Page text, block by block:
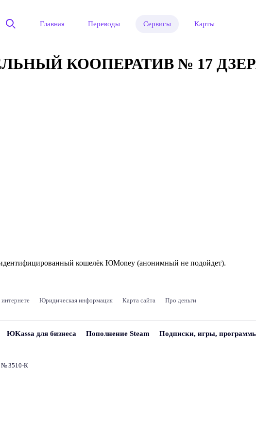
Главная Переводы Сервисы Карты
КООПЕРАТИВ № 17
кошелёк ЮMoney (анонимный не подойдет).
интернете Юридическая информация Карта сайта Про деньги
ЮKassa для бизнеса Пополнение Steam Подписки, игры,
№ 3510‑К